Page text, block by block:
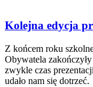
Kolejna edycja
Z końcem roku
Obywatela
zwykle czas
udało nam się dotrzeć.